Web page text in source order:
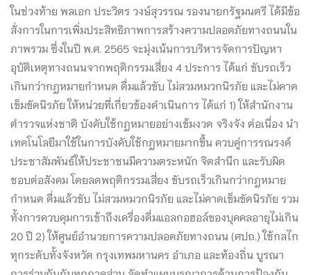
ในช่วงท้าย พลเอก ประวิตร วงษ์สุวรรณ รองนายกรัฐมนตรี ได้มีข้อ
สั่งการในการเพิ่มประสิทธิภาพการสร้างความปลอดภัยทางถนนใน
ภาพรวม ซึ่งในปี พ.ศ. 2565 จะมุ่งเน้นการบริหารจัดการปัญหา
อุบัติเหตุทางถนนจากพฤติกรรมเสี่ยง 4 ประการ ได้แก่ ขับรถเร็ว
เกินกว่ากฎหมายกำหนด ดื่มแล้วขับ ไม่สวมหมวกนิรภัย และไม่คาด
เข็มขัดนิรภัย ให้หน่วยที่เกี่ยวข้องดำเนินการ ได้แก่ 1) ให้สำนักงาน
ตำรวจแห่งชาติ บังคับใช้กฎหมายอย่างเข้มงวด จริงจัง ต่อเนื่อง นำ
เทคโนโลยีมาใช้ในการบังคับใช้กฎหมายมากขึ้น ควบคู่การรณรงค์
ประชาสัมพันธ์ให้ประชาชนมีความตระหนัก จิตสำนึก และรับผิด
ชอบต่อสังคม โดยลดพฤติกรรมเสี่ยง ขับรถเร็วเกินกว่ากฎหมาย
กำหนด ดื่มแล้วขับ ไม่สวมหมวกนิรภัย และไม่คาดเข็มขัดนิรภัย รวม
ทั้งการควบคุมการเข้าถึงเครื่องดื่มแอลกอฮอล์ของบุคคลอายุไม่เกิน
20 ปี 2) ให้ศูนย์อำนวยการความปลอดภัยทางถนน (ศปถ.) ใช้กลไก
ทุกระดับทั้งจังหวัด กรุงเทพมหานคร อำเภอ และท้องถิ่น บูรณา